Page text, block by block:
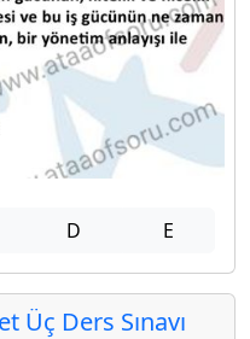
D E
Üç Ders Sınavı